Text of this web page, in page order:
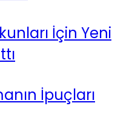
İçin Yeni
İpuçları